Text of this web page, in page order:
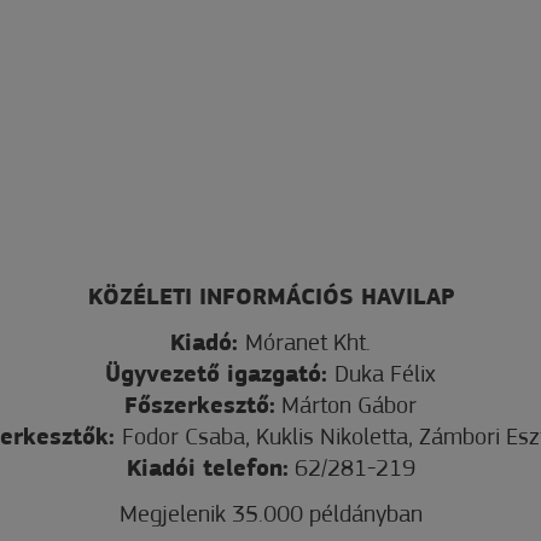
KÖZÉLETI INFORMÁCIÓS HAVILAP
Kiadó: Móranet Kht.
Ügyvezető igazgató: Duka Félix
Főszerkesztő: Márton Gábor
Fodor Csaba, Kuklis Nikoletta, Zámbori
Kiadói telefon: 62/281-219
Megjelenik 35.000 példányban